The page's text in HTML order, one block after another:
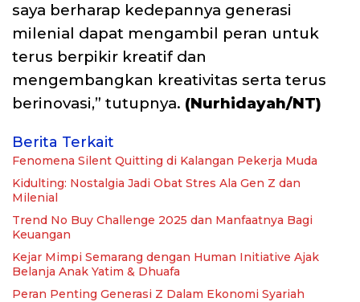
saya berharap kedepannya generasi
milenial dapat mengambil peran untuk
terus berpikir kreatif dan
mengembangkan kreativitas serta terus
berinovasi,” tutupnya. (Nurhidayah/NT)
Berita Terkait
Fenomena Silent Quitting di Kalangan Pekerja Muda
Kidulting: Nostalgia Jadi Obat Stres Ala Gen Z dan
Milenial
Trend No Buy Challenge 2025 dan Manfaatnya Bagi
Keuangan
Kejar Mimpi Semarang dengan Human Initiative Ajak
Belanja Anak Yatim & Dhuafa
Peran Penting Generasi Z Dalam Ekonomi Syariah